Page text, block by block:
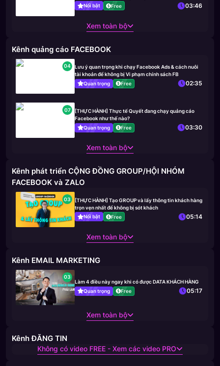
Nổi bật
Free 03:46
Xem toàn bộ
Kênh quảng cáo FACEBOOK
04
Lưu ý quan trọng khi chạy Facebook Ads & cách nuôi
tài khoản để không bị Vi phạm chính sách FB
Quan trọng
Free 02:35
07
[THỰC HÀNH] Thực tế Quyết đang chạy quảng cáo
Facebook như thế nào?
Quan trọng
Free 03:30
Xem toàn bộ
Kênh phát triển CỘNG ĐỒNG GROUP/HỘI NHÓM
FACEBOOK và ZALO
03
[THỰC HÀNH] Tạo GROUP và lấy thông tin khách hàng
trọn vẹn nhất để không bị sót khách
Nổi bật
Free 05:14
Xem toàn bộ
Kênh EMAIL MARKETING
03
Làm 4 điều này ngay khi có được DATA KHÁCH HÀNG
Quan trọng
Free 05:17
Xem toàn bộ
Kênh ĐĂNG TIN
Không có video FREE - Xem các video PRO